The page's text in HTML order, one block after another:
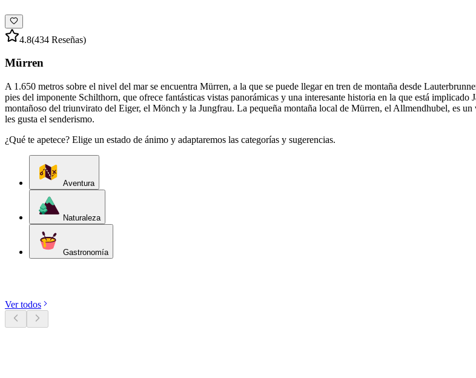
4.8(434 Reseñas)
Mürren
A 1.650 metros sobre el nivel del mar se encuentra Mürren, a la que se puede llegar en tren de montaña desde
pies del imponente Schilthorn, que ofrece fantásticas vistas panorámicas y una interesante historia en la que está
montañoso del triunvirato del Eiger, el Mönch y la Jungfrau. La pequeña montaña local de Mürren, el Allmendhubel, es
les gusta el senderismo.
¿Qué te apetece? Elige un estado de ánimo y adaptaremos las categorías y sugerencias.
Aventura
Naturaleza
Gastronomía
Ver todos